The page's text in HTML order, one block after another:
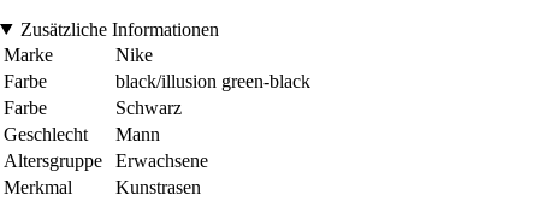
Zusätzliche Informationen
Marke
Nike
Farbe
black/illusion green-black
Farbe
Schwarz
Geschlecht
Mann
Altersgruppe
Erwachsene
Merkmal
Kunstrasen